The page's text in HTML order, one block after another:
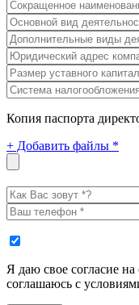
Копия паспорта
+ Добавить файлы *
Я даю свое согласие
соглашаюсь с